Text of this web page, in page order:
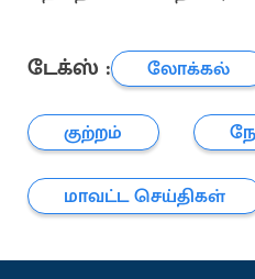
டேக்ஸ் :
லோக்கல்
குற்றம்
மாவட்ட செய்திகள்